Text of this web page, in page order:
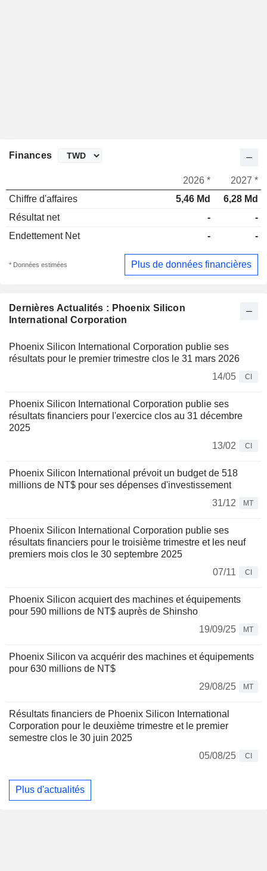
Dernières Actualités : Phoenix Silicon
International Corporation
Phoenix Silicon International Corporation publie ses
résultats pour le premier trimestre clos le 31 mars 2026
14/05
CI
Phoenix Silicon International Corporation publie ses
résultats financiers pour l'exercice clos au 31 décembre
2025
13/02
CI
Phoenix Silicon International prévoit un budget de 518
millions de NT$ pour ses dépenses d'investissement
31/12
MT
Phoenix Silicon International Corporation publie ses
résultats financiers pour le troisième trimestre et les neuf
premiers mois clos le 30 septembre 2025
07/11
CI
Phoenix Silicon acquiert des machines et équipements
pour 590 millions de NT$ auprès de Shinsho
19/09/25
MT
Phoenix Silicon va acquérir des machines et équipements
pour 630 millions de NT$
29/08/25
MT
Résultats financiers de Phoenix Silicon International
Corporation pour le deuxième trimestre et le premier
semestre clos le 30 juin 2025
05/08/25
CI
Plus d'actualités
Finances
2026 *
2027 *
Chiffre d'affaires
5,46 Md
6,28 Md
Résultat net
-
-
Endettement Net
- -
* Données estimées Plus de données financières